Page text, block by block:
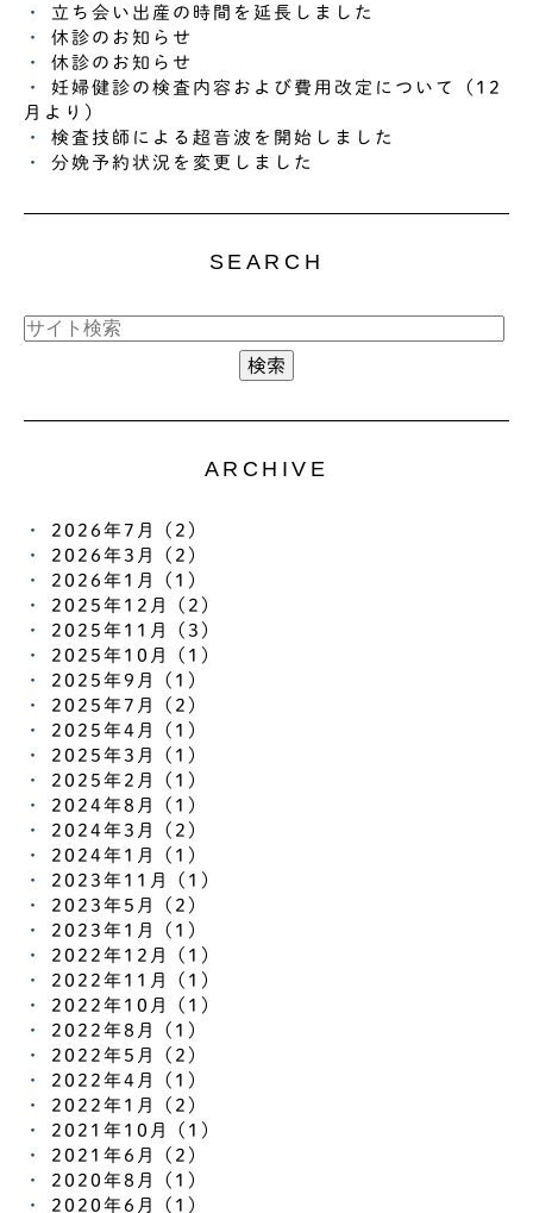
立ち会い出産の時間を延長しました
休診のお知らせ
休診のお知らせ
妊婦健診の検査内容および費用改定について（12
月より）
検査技師による超音波を開始しました
分娩予約状況を変更しました
SEARCH
ARCHIVE
2026年7月 (2)
2026年3月 (2)
2026年1月 (1)
2025年12月 (2)
2025年11月 (3)
2025年10月 (1)
2025年9月 (1)
2025年7月 (2)
2025年4月 (1)
2025年3月 (1)
2025年2月 (1)
2024年8月 (1)
2024年3月 (2)
2024年1月 (1)
2023年11月 (1)
2023年5月 (2)
2023年1月 (1)
2022年12月 (1)
2022年11月 (1)
2022年10月 (1)
2022年8月 (1)
2022年5月 (2)
2022年4月 (1)
2022年1月 (2)
2021年10月 (1)
2021年6月 (2)
2020年8月 (1)
2020年6月 (1)